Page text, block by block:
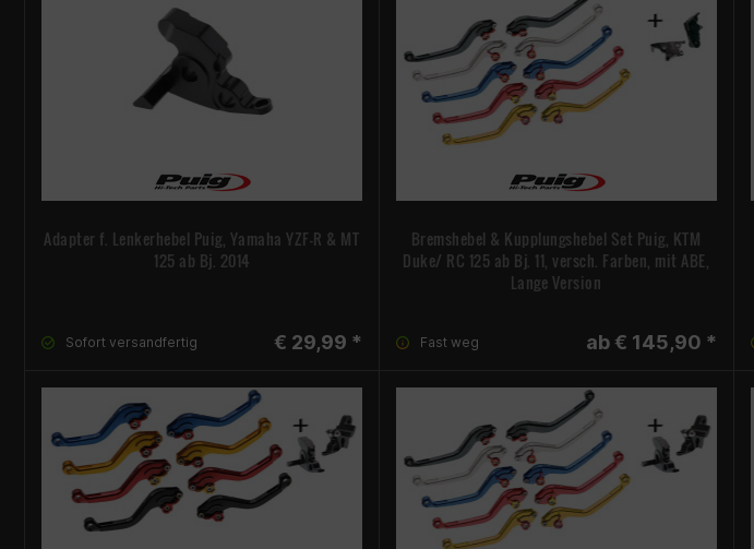
Adapter f. Lenkerhebel Puig, Yamaha YZF-R & MT
125 ab Bj. 2014
Sofort versandfertig € 29,99 *
Bremshebel & Kupplungshebel Set Puig, KTM
Duke/ RC 125 ab Bj. 11, versch. Farben, mit ABE,
Lange Version
Fast weg ab € 145,90 *